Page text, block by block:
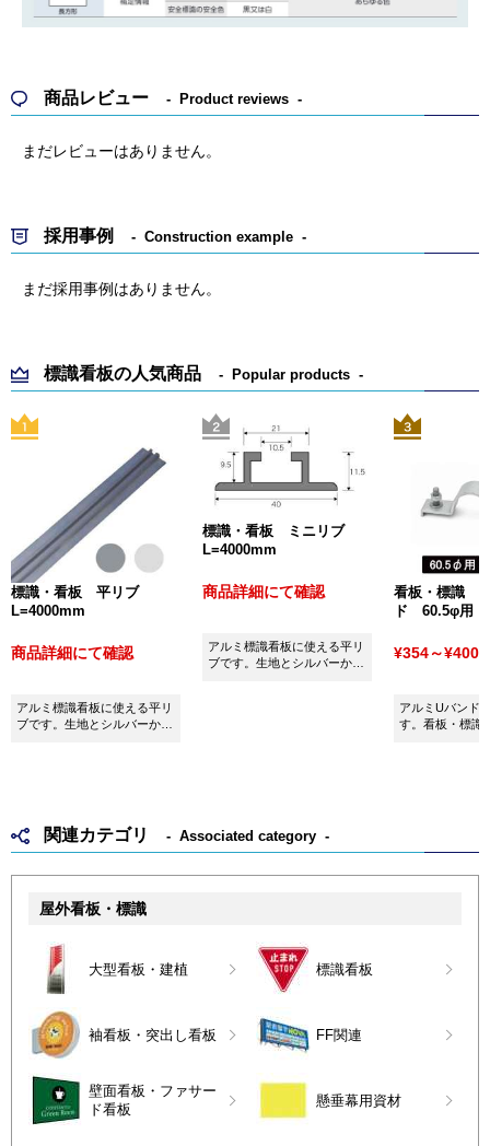
商品レビュー Product reviews
まだレビューはありません。
採用事例 Construction example
まだ採用事例はありません。
標識看板の人気商品 Popular products
標識・看板 平リブ
L=4000mm
商品詳細にて確認
アルミ標識看板に使える平リ
ブです。生地とシルバーから
標識・看板 ミニリブ
L=4000mm
商品詳細にて確認
アルミ標識看板に使える平リ
ブです。生地とシルバーから
看板・標識
ド 60.5φ用
¥354～¥400
アルミUバンド
す。看板・標識
関連カテゴリ Associated category
屋外看板・標識
大型看板・建植 標識看板
袖看板・突出し看板 FF関連
壁面看板・ファサー
ド看板
懸垂幕用資材